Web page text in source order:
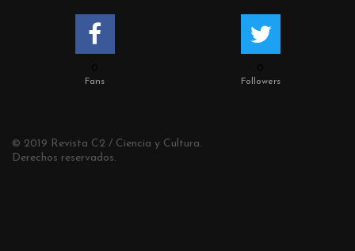
Fans Followers
© 2019 Revista C2 / Ciencia y Cultura.
Derechos reservados.